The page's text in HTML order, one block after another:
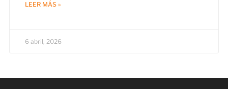
LEER MÁS »
6 abril, 2026